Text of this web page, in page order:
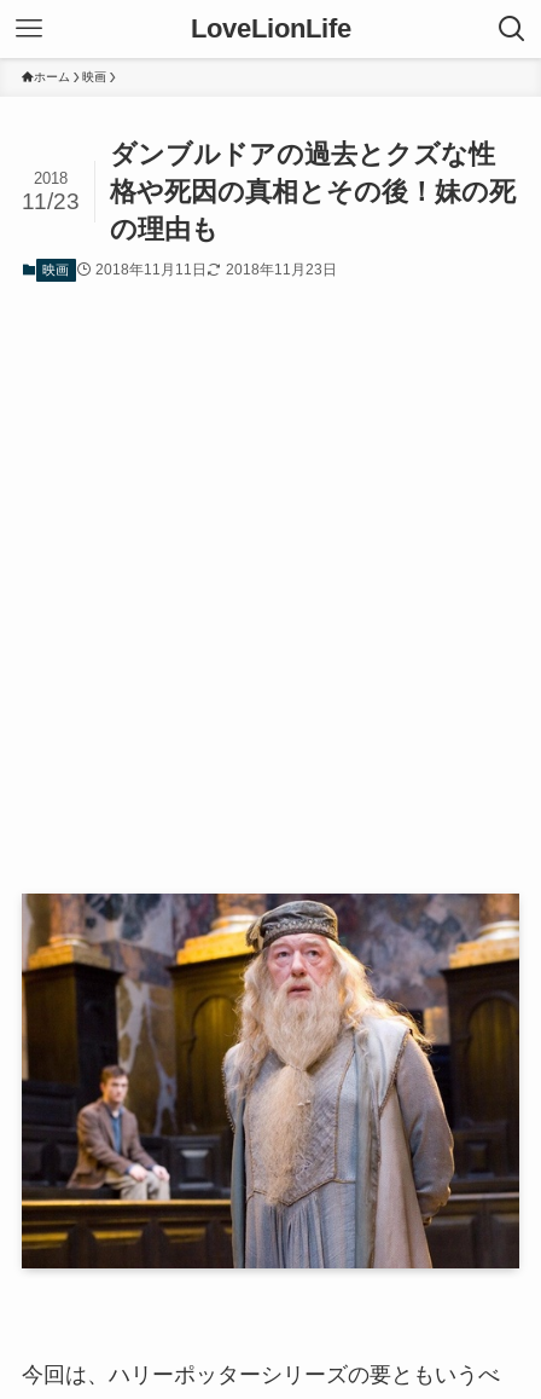
LoveLionLife
ホーム 映画
ダンブルドアの過去とクズな性
格や死因の真相とその後！妹の死
の理由も
2018
11/23
映画 2018年11月11日 2018年11月23日
今回は、ハリーポッターシリーズの要ともいうべ